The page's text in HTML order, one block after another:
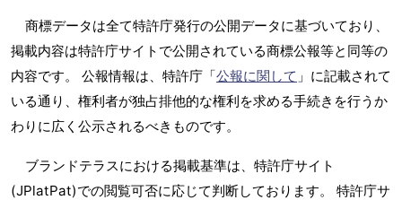
商標データは全て特許庁発行の公開データに基づいており、
掲載内容は特許庁サイトで公開されている商標公報等と同等の
内容です。 公報情報は、特許庁「公報に関して 」に記載されて
いる通り、権利者が独占排他的な権利を求める手続きを行うか
わりに広く公示されるべきものです。
ブランドテラスにおける掲載基準は、特許庁サイト
(JPlatPat)での閲覧可否に応じて判断しております。 特許庁サ